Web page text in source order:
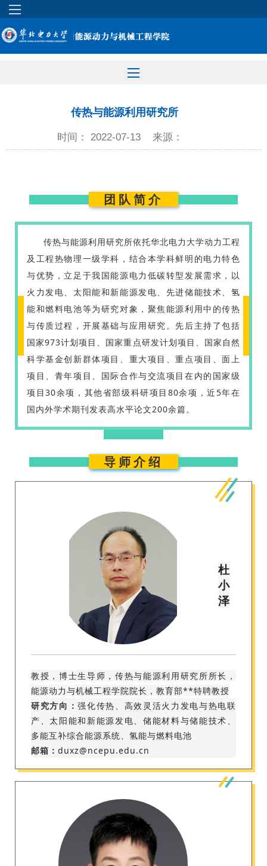
传热与能源利用研究所
时间： 2022-07-13 来源：
团队简介
传热与能源利用研究所依托华北电力大学动力工程
及工程热物理一级学科，结合本学科鲜明的电力特色
与优势，立足于我国能源电力低碳转型发展需求，以
火力发电、太阳能和新能源发电、先进储能技术、氢
能和燃料电池等为研究对象，聚焦能源利用中的传热
与传质过程，开展基础与应用研究。先后主持了包括
国家973计划项目、国家重点研发计划项目、国家自然
科学基金创新群体项目、重大项目、重点项目、面上
项目、青年项目、国际合作与交流项目在内的国家级
项目30余项，其他省部级科研项目80余项，近5年在
国内外学术期刊发表高水平论文200余篇。
导师介绍
杜
小
泽
教授，博士生导师，传热与能源利用研究所所长，
能源动力与机械工程学院院长，教育部**特聘教授
研究方向：强化传热、高效灵活火力发电与热电联
产、太阳能和新能源发电、储能材料与储能技术、
多能互补综合能源系统、氢能与燃料电池
邮箱： duxz@ncepu.edu.cn